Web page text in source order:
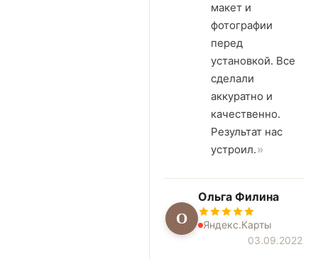
макет и
фотографии
перед
установкой. Все
сделали
аккуратно и
качественно.
Результат нас
устроил.
О
Ольга Филина
Яндекс.Карты
03.09.2022